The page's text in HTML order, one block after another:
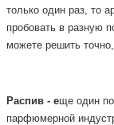
только один раз, то
пробовать в разную
можете решить
Распив - еще один
парфюмерной